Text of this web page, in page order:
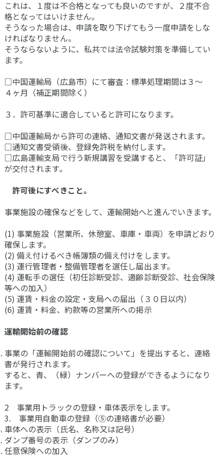
これは、１度は不合格となっても良いのですが、２度不合
格となってはいけません。
そうなった場合は、申請を取り下げてもう一度申請をしな
ければなりません。
そうならないように、私共では法令試験対策を準備してい
ます。
□中国運輸局（広島市）にて審査：標準処理期間は３～
４ヶ月（補正期間除く）
３．許可基準に適合していると許可になります。
□中国運輸局から許可の連絡、通知文書が発送されます。
□通知文書受領後、登録免許税を納付します。
□広島運輸支局で行う新規講習を受講すると、「許可証」
が交付されます。
許可後にすべきこと。
事業施設の確保などをして、運輸開始へと進んでいきます。
(1) 事業施設（営業所、休憩室、車庫・車両）を申請どおり
確保します。
(2) 備え付けるべき帳簿類の備え付けをします。
(3) 運行管理者・整備管理者を選任し届出ます。
(4) 運転手の選任（初任診断受診、適齢診断受診、社会保険
等への加入）
(5) 運賃・料金の設定・支局への届出（３０日以内）
(6) 運賃・料金、約款等の営業所への掲示
運輸開始前の確認
事業の「運輸開始前の確認について」を提出すると、連絡
書が発行されます。
すると、青、（緑）ナンバーへの登録ができるようになり
ます。
2 事業用トラックの登録・車体表示をします。
3. 事業用自動車の登録（⑤の連絡書が必要）
車体への表示（氏名、名称又は記号）
ダンプ番号の表示（ダンプのみ）
任意保険への加入